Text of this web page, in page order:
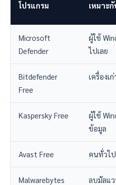
โปรแกรม เหมาะกั
Microsoft
Defender
ผู้ใช้
ไปเลย
Bitdefender
Free
เครื่องเ
Kaspersky Free
ผู้ใช้
ข้อมูล
Avast Free คนทั่วไป
Malwarebytes ลบมัลแว